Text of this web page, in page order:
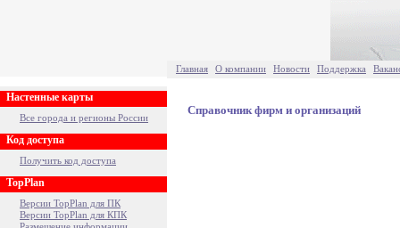
Главная О компании Новости Поддержка
Настенные карты
Все города и регионы России
Код доступа
Получить код доступа
TopPlan
Версии TopPlan для ПК
Версии TopPlan для КПК
Справочник фирм и организаций